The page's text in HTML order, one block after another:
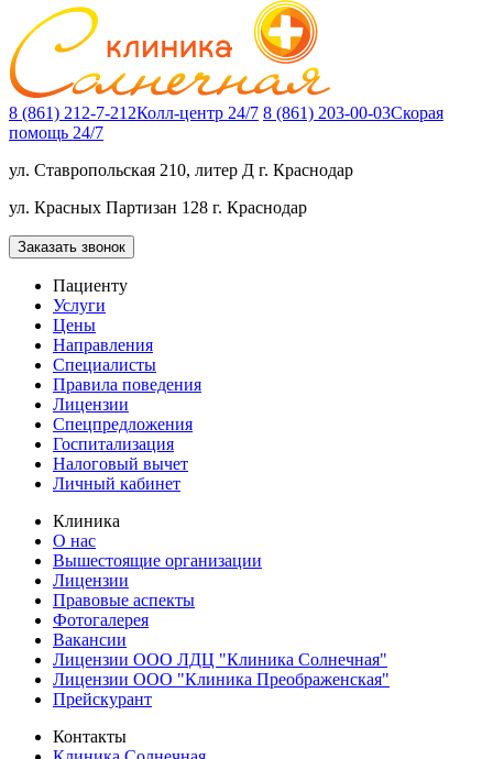
8 (861) 212-7-212Колл-центр 24/7 8 (861) 203-00-03Скорая
помощь 24/7
ул. Ставропольская 210, литер Д г. Краснодар
ул. Красных Партизан 128 г. Краснодар
Заказать звонок
Пациенту
Услуги
Цены
Направления
Специалисты
Правила поведения
Лицензии
Спецпредложения
Госпитализация
Налоговый вычет
Личный кабинет
Клиника
О нас
Вышестоящие организации
Лицензии
Правовые аспекты
Фотогалерея
Вакансии
Лицензии ООО ЛДЦ "Клиника Солнечная"
Лицензии ООО "Клиника Преображенская"
Прейскурант
Контакты